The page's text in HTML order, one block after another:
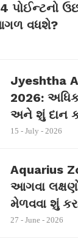
પોઈન્ટનો
વધશે?
Jyeshtha
2026:
અને શું દાન
15 - July - 2026
Aquarius
આગવા
મેળવવા શું
27 - June - 2026